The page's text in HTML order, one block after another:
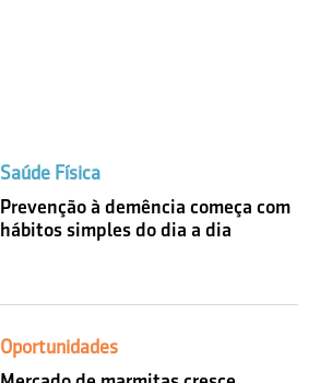
Saúde Física
Prevenção à demência começa com
hábitos simples do dia a dia
Oportunidades